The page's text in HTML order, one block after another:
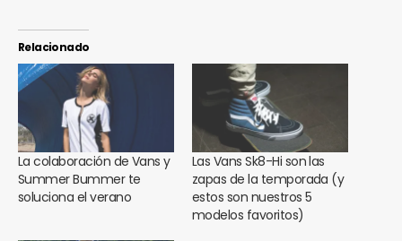
Relacionado
La colaboración de Vans y
Summer Bummer te
soluciona el verano
Las Vans Sk8-Hi son las
zapas de la temporada (y
estos son nuestros 5
modelos favoritos)